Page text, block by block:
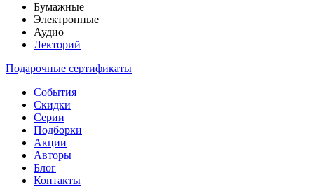
Бумажные
Электронные
Аудио
Лекторий
Подарочные сертификаты
События
Скидки
Серии
Подборки
Акции
Авторы
Блог
Контакты